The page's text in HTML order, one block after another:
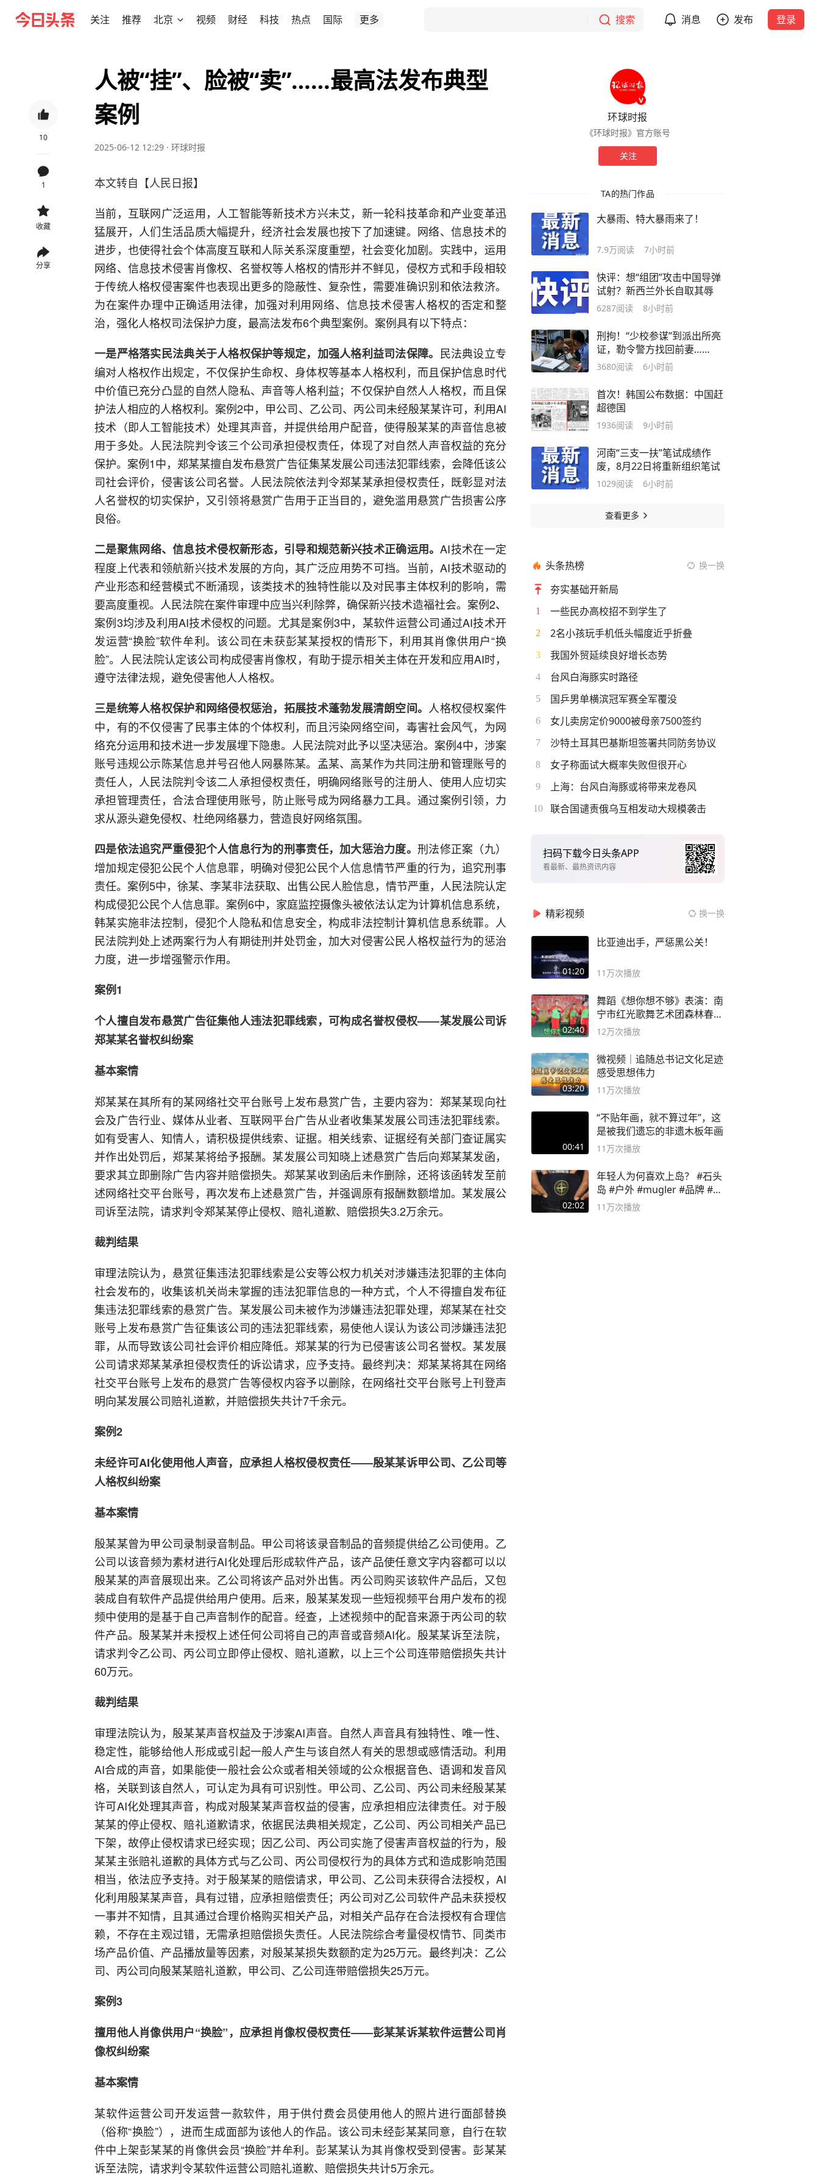
关注 推荐 北京 视频 财经 科技 热点 国际 更多 搜索 消息 发布 登录
10
1
收藏
分享
人被“挂”、脸被“卖”……最高法发布典型
案例
2025-06-12 12:29 · 环球时报
本文转自【人民日报】
当前，互联网广泛运用，人工智能等新技术方兴未艾，新一轮科技革命和产业变革迅
猛展开，人们生活品质大幅提升，经济社会发展也按下了加速键。网络、信息技术的
进步，也使得社会个体高度互联和人际关系深度重塑，社会变化加剧。实践中，运用
网络、信息技术侵害肖像权、名誉权等人格权的情形并不鲜见，侵权方式和手段相较
于传统人格权侵害案件也表现出更多的隐蔽性、复杂性，需要准确识别和依法救济。
为在案件办理中正确适用法律，加强对利用网络、信息技术侵害人格权的否定和整
治，强化人格权司法保护力度，最高法发布6个典型案例。案例具有以下特点：
一是严格落实民法典关于人格权保护等规定，加强人格利益司法保障。 民法典设立专
编对人格权作出规定，不仅保护生命权、身体权等基本人格权利，而且保护信息时代
中价值已充分凸显的自然人隐私、声音等人格利益；不仅保护自然人人格权，而且保
护法人相应的人格权利。案例2中，甲公司、乙公司、丙公司未经殷某某许可，利用AI
技术（即人工智能技术）处理其声音，并提供给用户配音，使得殷某某的声音信息被
用于多处。人民法院判令该三个公司承担侵权责任，体现了对自然人声音权益的充分
保护。案例1中，郑某某擅自发布悬赏广告征集某发展公司违法犯罪线索，会降低该公
司社会评价，侵害该公司名誉。人民法院依法判令郑某某承担侵权责任，既彰显对法
人名誉权的切实保护，又引领将悬赏广告用于正当目的，避免滥用悬赏广告损害公序
良俗。
二是聚焦网络、信息技术侵权新形态，引导和规范新兴技术正确运用。AI技术在一定
程度上代表和领航新兴技术发展的方向，其广泛应用势不可挡。当前，AI技术驱动的
产业形态和经营模式不断涌现，该类技术的独特性能以及对民事主体权利的影响，需
要高度重视。人民法院在案件审理中应当兴利除弊，确保新兴技术造福社会。案例2、
案例3均涉及利用AI技术侵权的问题。尤其是案例3中，某软件运营公司通过AI技术开
发运营“换脸”软件牟利。该公司在未获彭某某授权的情形下，利用其肖像供用户“换
脸”。人民法院认定该公司构成侵害肖像权，有助于提示相关主体在开发和应用AI时，
遵守法律法规，避免侵害他人人格权。
三是统筹人格权保护和网络侵权惩治，拓展技术蓬勃发展清朗空间。 人格权侵权案件
中，有的不仅侵害了民事主体的个体权利，而且污染网络空间，毒害社会风气，为网
络充分运用和技术进一步发展埋下隐患。人民法院对此予以坚决惩治。案例4中，涉案
账号违规公示陈某信息并号召他人网暴陈某。孟某、高某作为共同注册和管理账号的
责任人，人民法院判令该二人承担侵权责任，明确网络账号的注册人、使用人应切实
承担管理责任，合法合理使用账号，防止账号成为网络暴力工具。通过案例引领，力
求从源头避免侵权、杜绝网络暴力，营造良好网络氛围。
四是依法追究严重侵犯个人信息行为的刑事责任，加大惩治力度。刑法修正案（九）
增加规定侵犯公民个人信息罪，明确对侵犯公民个人信息情节严重的行为，追究刑事
责任。案例5中，徐某、李某非法获取、出售公民人脸信息，情节严重，人民法院认定
构成侵犯公民个人信息罪。案例6中，家庭监控摄像头被依法认定为计算机信息系统，
韩某实施非法控制，侵犯个人隐私和信息安全，构成非法控制计算机信息系统罪。人
民法院判处上述两案行为人有期徒刑并处罚金，加大对侵害公民人格权益行为的惩治
力度，进一步增强警示作用。
案例1
个人擅自发布悬赏广告征集他人违法犯罪线索，可构成名誉权侵权——某发展公司诉
郑某某名誉权纠纷案
基本案情
郑某某在其所有的某网络社交平台账号上发布悬赏广告，主要内容为：郑某某现向社
会及广告行业、媒体从业者、互联网平台广告从业者收集某发展公司违法犯罪线索。
如有受害人、知情人，请积极提供线索、证据。相关线索、证据经有关部门查证属实
并作出处罚后，郑某某将给予报酬。某发展公司知晓上述悬赏广告后向郑某某发函，
要求其立即删除广告内容并赔偿损失。郑某某收到函后未作删除，还将该函转发至前
述网络社交平台账号，再次发布上述悬赏广告，并强调原有报酬数额增加。某发展公
司诉至法院，请求判令郑某某停止侵权、赔礼道歉、赔偿损失3.2万余元。
裁判结果
审理法院认为，悬赏征集违法犯罪线索是公安等公权力机关对涉嫌违法犯罪的主体向
社会发布的，收集该机关尚未掌握的违法犯罪信息的一种方式，个人不得擅自发布征
集违法犯罪线索的悬赏广告。某发展公司未被作为涉嫌违法犯罪处理，郑某某在社交
账号上发布悬赏广告征集该公司的违法犯罪线索，易使他人误认为该公司涉嫌违法犯
罪，从而导致该公司社会评价相应降低。郑某某的行为已侵害该公司名誉权。某发展
公司请求郑某某承担侵权责任的诉讼请求，应予支持。最终判决：郑某某将其在网络
社交平台账号上发布的悬赏广告等侵权内容予以删除，在网络社交平台账号上刊登声
明向某发展公司赔礼道歉，并赔偿损失共计7千余元。
案例2
未经许可AI化使用他人声音，应承担人格权侵权责任——殷某某诉甲公司、乙公司等
人格权纠纷案
基本案情
殷某某曾为甲公司录制录音制品。甲公司将该录音制品的音频提供给乙公司使用。乙
公司以该音频为素材进行AI化处理后形成软件产品，该产品使任意文字内容都可以以
殷某某的声音展现出来。乙公司将该产品对外出售。丙公司购买该软件产品后，又包
装成自有软件产品提供给用户使用。后来，殷某某发现一些短视频平台用户发布的视
频中使用的是基于自己声音制作的配音。经查，上述视频中的配音来源于丙公司的软
件产品。殷某某并未授权上述任何公司将自己的声音或音频AI化。殷某某诉至法院，
请求判令乙公司、丙公司立即停止侵权、赔礼道歉，以上三个公司连带赔偿损失共计
60万元。
裁判结果
审理法院认为，殷某某声音权益及于涉案AI声音。自然人声音具有独特性、唯一性、
稳定性，能够给他人形成或引起一般人产生与该自然人有关的思想或感情活动。利用
AI合成的声音，如果能使一般社会公众或者相关领域的公众根据音色、语调和发音风
格，关联到该自然人，可认定为具有可识别性。甲公司、乙公司、丙公司未经殷某某
许可AI化处理其声音，构成对殷某某声音权益的侵害，应承担相应法律责任。对于殷
某某的停止侵权、赔礼道歉请求，依据民法典相关规定，乙公司、丙公司相关产品已
下架，故停止侵权请求已经实现；因乙公司、丙公司实施了侵害声音权益的行为，殷
某某主张赔礼道歉的具体方式与乙公司、丙公司侵权行为的具体方式和造成影响范围
相当，依法应予支持。对于殷某某的赔偿请求，甲公司、乙公司未获得合法授权，AI
化利用殷某某声音，具有过错，应承担赔偿责任；丙公司对乙公司软件产品未获授权
一事并不知情，且其通过合理价格购买相关产品，对相关产品存在合法授权有合理信
赖，不存在主观过错，无需承担赔偿损失责任。人民法院综合考量侵权情节、同类市
场产品价值、产品播放量等因素，对殷某某损失数额酌定为25万元。最终判决：乙公
司、丙公司向殷某某赔礼道歉，甲公司、乙公司连带赔偿损失25万元。
案例3
擅用他人肖像供用户“换脸”，应承担肖像权侵权责任——彭某某诉某软件运营公司肖
像权纠纷案
基本案情
某软件运营公司开发运营一款软件，用于供付费会员使用他人的照片进行面部替换
（俗称“换脸”），进而生成面部为该他人的作品。该公司未经彭某某同意，自行在软
件中上架彭某某的肖像供会员“换脸”并牟利。彭某某认为其肖像权受到侵害。彭某某
诉至法院，请求判令某软件运营公司赔礼道歉、赔偿损失共计5万余元。
环球时报
《环球时报》官方账号
关注
TA的热门作品
大暴雨、特大暴雨来了！
7.9万阅读 7小时前
快评：想“组团”攻击中国导弹
试射？新西兰外长自取其辱
6287阅读 8小时前
刑拘！“少校参谋”到派出所亮
证，勒令警方找回前妻……
3680阅读 6小时前
首次！韩国公布数据：中国赶
超德国
1936阅读 9小时前
河南“三支一扶”笔试成绩作
废，8月22日将重新组织笔试
1029阅读 6小时前
查看更多
头条热榜 换一换
夯实基础开新局
1 一些民办高校招不到学生了
2 2名小孩玩手机低头幅度近乎折叠
3 我国外贸延续良好增长态势
4 台风白海豚实时路径
5 国乒男单横滨冠军赛全军覆没
6 女儿卖房定价9000被母亲7500签约
7 沙特土耳其巴基斯坦签署共同防务协议
8 女子称面试大概率失败但很开心
9 上海：台风白海豚或将带来龙卷风
10 联合国谴责俄乌互相发动大规模袭击
扫码下载今日头条APP
看最新、最热资讯内容
精彩视频 换一换
01:20
比亚迪出手，严惩黑公关！
11万次播放
02:40
舞蹈《想你想不够》表演：南
宁市红光歌舞艺术团森林春红
舞蹈队。
12万次播放
03:20
微视频｜追随总书记文化足迹
感受思想伟力
11万次播放
00:41
“不贴年画，就不算过年”，这
是被我们遗忘的非遗木板年画
11万次播放
02:02
年轻人为何喜欢上岛？ #石头
岛 #户外 #mugler #品牌 #足
球流氓
11万次播放